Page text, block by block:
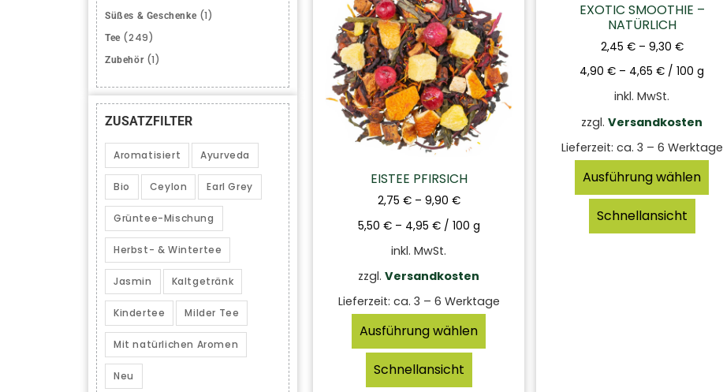
Süßes & Geschenke (1)
Tee (249)
Zubehör (1)
ZUSATZFILTER
Aromatisiert Ayurveda
Bio Ceylon Earl Grey
Grüntee-Mischung
Herbst- & Wintertee
Jasmin Kaltgetränk
Kindertee Milder Tee
Mit natürlichen Aromen
Neu
EISTEE PFIRSICH
2,75 €– 9,90 €
5,50 €– 4,95 €/ 100 g
inkl. MwSt.
zzgl.Versandkosten
Lieferzeit: ca. 3 – 6 Werktage
Ausführung wählen
Schnellansicht
EXOTIC SMOOTHIE –
NATÜRLICH
2,45 €– 9,30 €
4,90€ – 4,65€ /100 g
inkl. MwSt.
zzgl.Versandkosten
Lieferzeit: ca. 3 – 6 Werktage
Ausführung wählen
Schnellansicht